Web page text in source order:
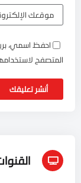
احفظ اسمي،
المتصفح